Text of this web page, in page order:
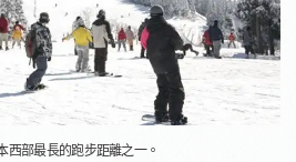
西部最長的跑步距離之一。